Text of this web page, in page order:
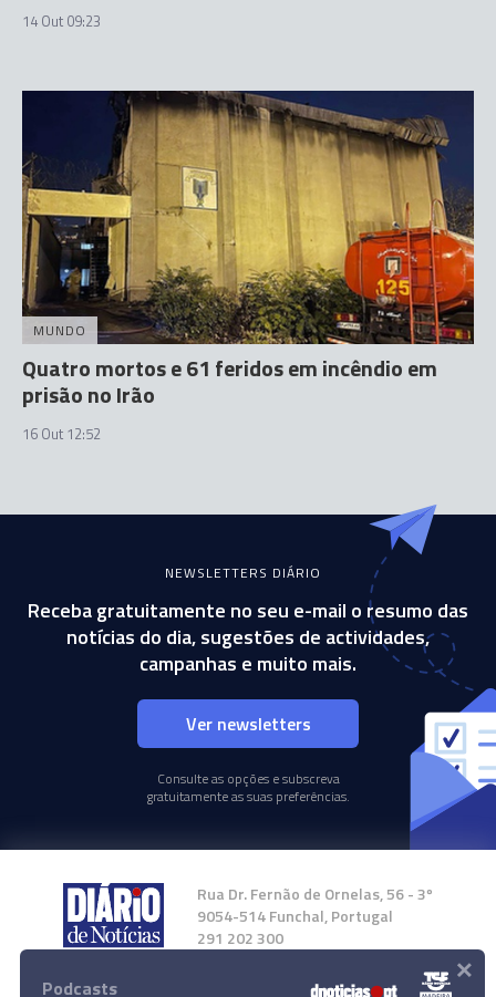
14 Out 09:23
MUNDO
Quatro mortos e 61 feridos em incêndio em
prisão no Irão
16 Out 12:52
NEWSLETTERS DIÁRIO
Receba gratuitamente no seu e-mail o resumo das
notícias do dia, sugestões de actividades,
campanhas e muito mais.
Ver newsletters
Consulte as opções e subscreva
gratuitamente as suas preferências.
Rua Dr. Fernão de Ornelas, 56 - 3º
9054-514 Funchal, Portugal
291 202 300
Instale a nossa App
Podcasts ×